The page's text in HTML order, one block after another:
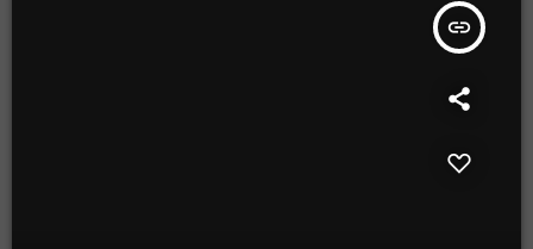
insert_link